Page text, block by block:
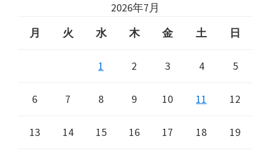
2026年7月
月
火 水 木 金 土 日
1 2 3 4 5
6 7 8 9 10 11 12
13 14 15 16 17 18 19